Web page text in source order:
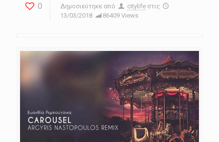
0 Δημοσιεύτηκε από citylife στις
13/03/2018
86409 Views